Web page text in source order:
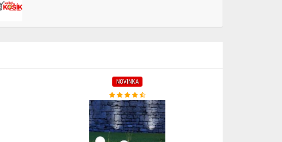
NOVINKA